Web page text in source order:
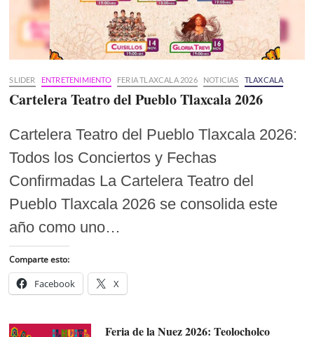
SLIDER ENTRETENIMIENTO FERIA TLAXCALA 2026 NOTICIAS TLAXCALA
Cartelera Teatro del Pueblo Tlaxcala 2026
Cartelera Teatro del Pueblo Tlaxcala 2026:
Todos los Conciertos y Fechas
Confirmadas La Cartelera Teatro del
Pueblo Tlaxcala 2026 se consolida este
año como uno…
Comparte esto:
Facebook X
Feria de la Nuez 2026: Teolocholco